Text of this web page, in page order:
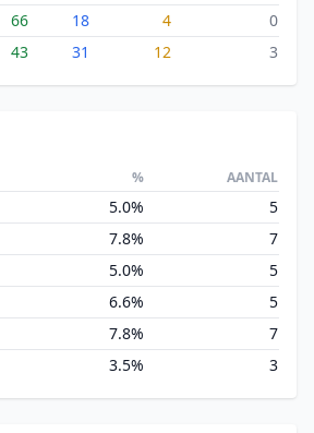
66 18 4
0
43 31 12 3
% AANTAL
5.0%
5
7.8%
7
5.0%
5
6.6%
5
7.8%
7
3.5% 3